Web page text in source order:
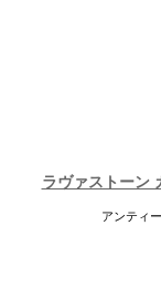
ラヴァストーン
アンティ